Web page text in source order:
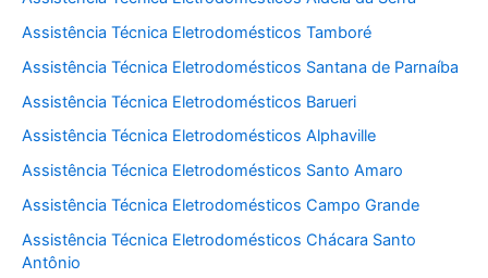
Assistência Técnica Eletrodomésticos Tamboré
Assistência Técnica Eletrodomésticos Santana de Parnaíba
Assistência Técnica Eletrodomésticos Barueri
Assistência Técnica Eletrodomésticos Alphaville
Assistência Técnica Eletrodomésticos Santo Amaro
Assistência Técnica Eletrodomésticos Campo Grande
Assistência Técnica Eletrodomésticos Chácara Santo
Antônio